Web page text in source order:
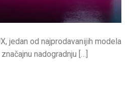
jedan od najprodavanijih modela
nadogradnju […]